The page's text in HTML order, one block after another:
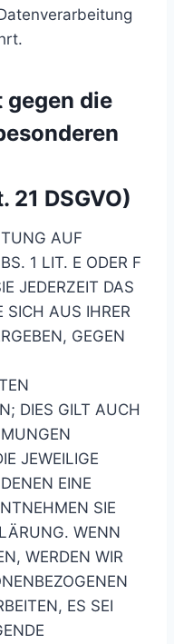
die
DSGVO)
AUF
1 LIT. E ODER F
JEDERZEIT DAS
SICH AUS IHRER
GEGEN
DIES GILT AUCH
JEWEILIGE
EINE
SIE
WENN
WERDEN WIR
ES SEI